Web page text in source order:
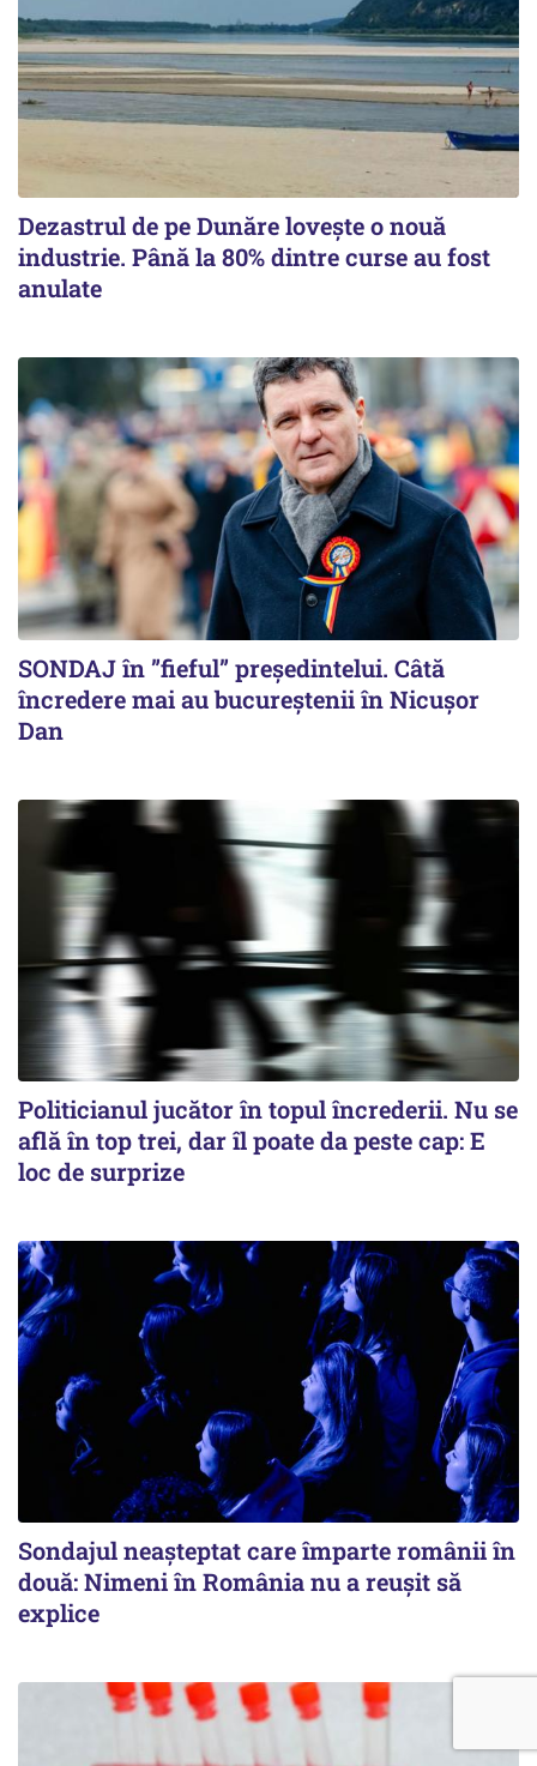
Dezastrul de pe Dunăre lovește o nouă
industrie. Până la 80% dintre curse au fost
anulate
SONDAJ în ”fieful” președintelui. Câtă
încredere mai au bucureștenii în Nicușor
Dan
Politicianul jucător în topul încrederii. Nu se
află în top trei, dar îl poate da peste cap: E
loc de surprize
Sondajul neașteptat care împarte românii în
două: Nimeni în România nu a reușit să
explice